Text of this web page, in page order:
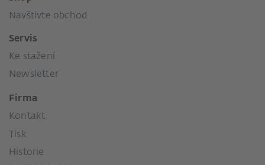
Navštivte obchod
Servis
Ke stažení
Newsletter
Firma
Kontakt
Tisk
Historie